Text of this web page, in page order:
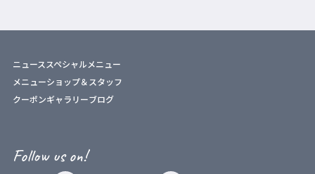
ニュース スペシャルメニュー
メニューショップ＆スタッフ
クーポンギャラリーブログ
Follow us on!